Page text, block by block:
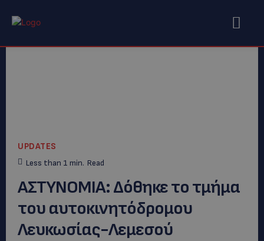
UPDATES
Less than 1 min. Read
ΑΣΤΥΝΟΜΙΑ: Δόθηκε το τμήμα
του αυτοκινητόδρομου
Λευκωσίας-Λεμεσού